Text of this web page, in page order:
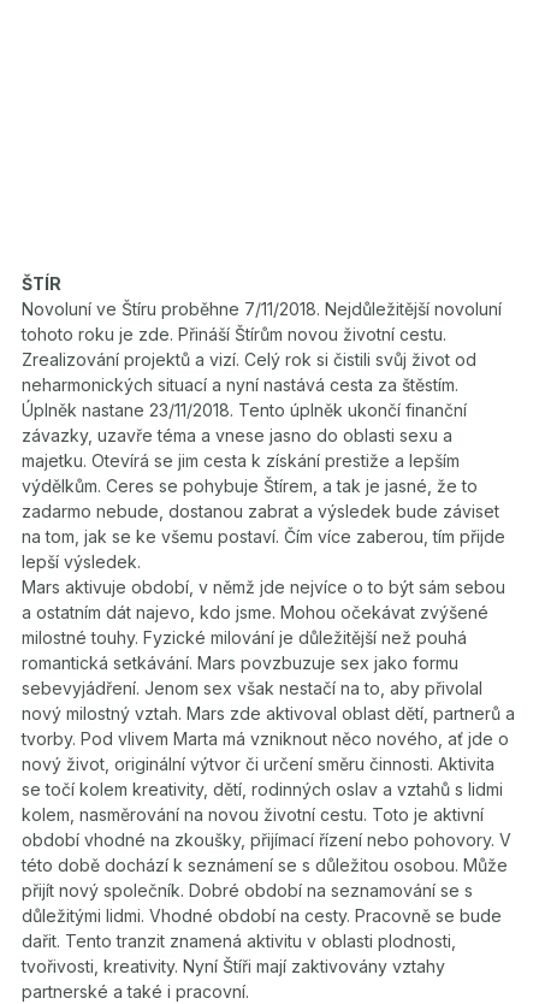
ŠTÍR
Novoluní ve Štíru proběhne 7/11/2018. Nejdůležitější novoluní
tohoto roku je zde. Přináší Štírům novou životní cestu.
Zrealizování projektů a vizí. Celý rok si čistili svůj život od
neharmonických situací a nyní nastává cesta za štěstím.
Úplněk nastane 23/11/2018. Tento úplněk ukončí finanční
závazky, uzavře téma a vnese jasno do oblasti sexu a
majetku. Otevírá se jim cesta k získání prestiže a lepším
výdělkům. Ceres se pohybuje Štírem, a tak je jasné, že to
zadarmo nebude, dostanou zabrat a výsledek bude záviset
na tom, jak se ke všemu postaví. Čím více zaberou, tím přijde
lepší výsledek.
Mars aktivuje období, v němž jde nejvíce o to být sám sebou
a ostatním dát najevo, kdo jsme. Mohou očekávat zvýšené
milostné touhy. Fyzické milování je důležitější než pouhá
romantická setkávání. Mars povzbuzuje sex jako formu
sebevyjádření. Jenom sex však nestačí na to, aby přivolal
nový milostný vztah. Mars zde aktivoval oblast dětí, partnerů a
tvorby. Pod vlivem Marta má vzniknout něco nového, ať jde o
nový život, originální výtvor či určení směru činnosti. Aktivita
se točí kolem kreativity, dětí, rodinných oslav a vztahů s lidmi
kolem, nasměrování na novou životní cestu. Toto je aktivní
období vhodné na zkoušky, přijímací řízení nebo pohovory. V
této době dochází k seznámení se s důležitou osobou. Může
přijít nový společník. Dobré období na seznamování se s
důležitými lidmi. Vhodné období na cesty. Pracovně se bude
dařit. Tento tranzit znamená aktivitu v oblasti plodnosti,
tvořivosti, kreativity. Nyní Štíři mají zaktivovány vztahy
partnerské a také i pracovní.